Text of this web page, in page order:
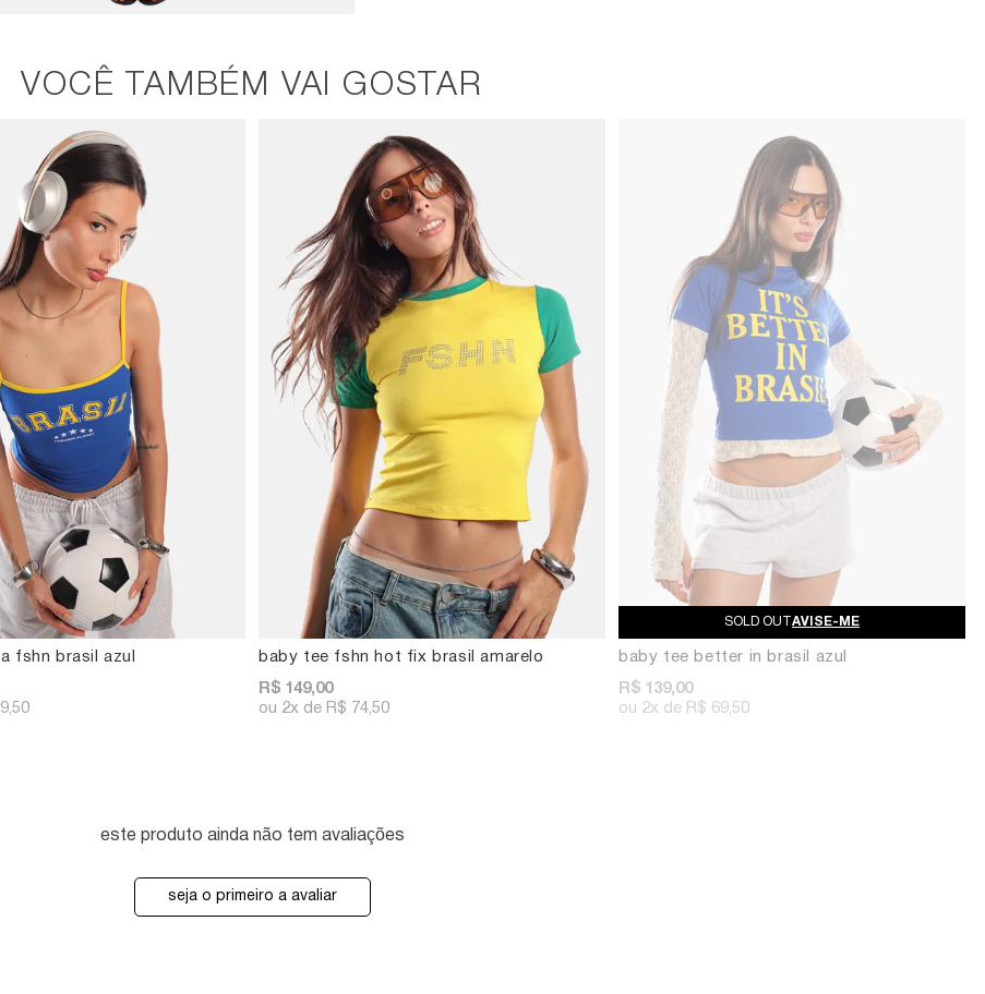
VOCÊ TAMBÉM VAI GOSTAR
fshn brasil azul baby tee fshn hot fix brasil amarelo
R$ 149,00
2x R$ 74,50
AVISE-ME
baby tee better in brasil azul
R$ 139,00
2x R$ 69,50
este produto ainda não tem avaliações
seja o primeiro a avaliar